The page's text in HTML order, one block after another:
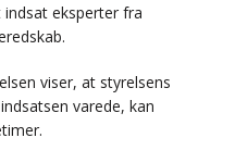
eksperter fra
viser, at styrelsens
varede, kan